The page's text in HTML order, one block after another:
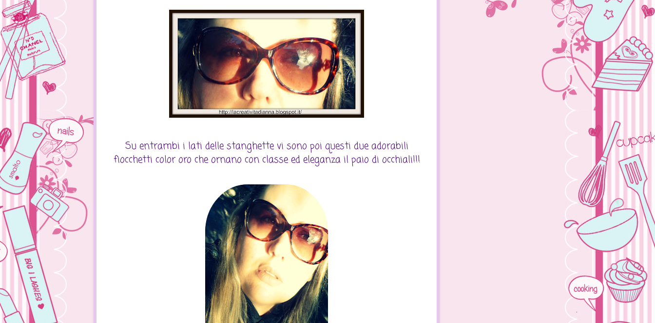
Su entrambi i lati delle stanghette vi sono poi questi due adorabili
fiocchetti color oro che ornano con classe ed eleganza il paio di occhiali!!!